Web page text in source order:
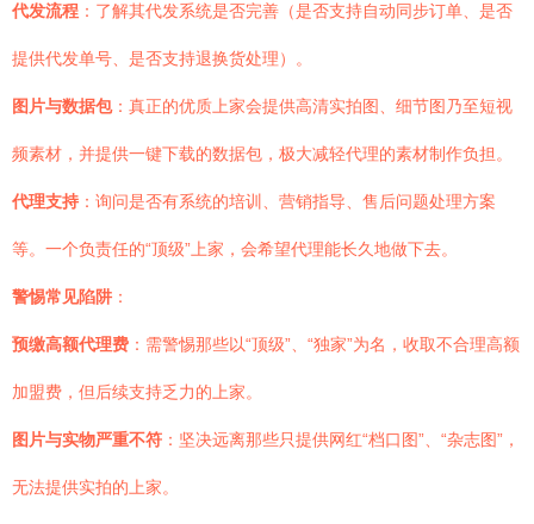
代发流程 ：了解其代发系统是否完善（是否支持自动同步订单、是否
提供代发单号、是否支持退换货处理）。
图片与数据包：真正的优质上家会提供高清实拍图、细节图乃至短视
频素材，并提供一键下载的数据包，极大减轻代理的素材制作负担。
代理支持 ：询问是否有系统的培训、营销指导、售后问题处理方案
等。一个负责任的“顶级”上家，会希望代理能长久地做下去。
警惕常见陷阱 ：
预缴高额代理费 ：需警惕那些以“顶级”、“独家”为名，收取不合理高额
加盟费，但后续支持乏力的上家。
图片与实物严重不符 ：坚决远离那些只提供网红“档口图”、“杂志图”，
无法提供实拍的上家。